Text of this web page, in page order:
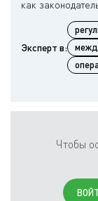
Эксперт в:
Чтобы